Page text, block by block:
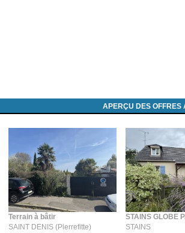
APERÇU DES OFFRES
Terrain à bâtir
SAINT DENIS (Pierrefitte)
STAINS GLOBE
STAINS